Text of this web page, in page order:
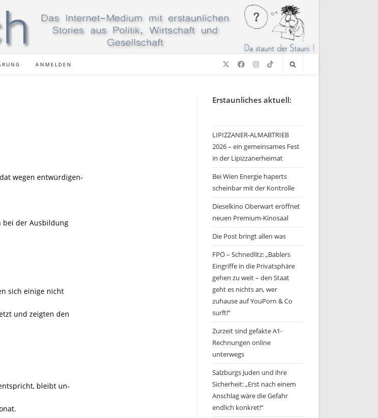
ANMELDEN
wegen entwürdigen-
bei der Ausbildung
sich einige nicht
und zeigten den
bleibt un-
Erstaunliches aktuell:
LIPIZZANER-ALMABTRIEB
2026 – ein gemeinsames Fest
in der Lipizzanerheimat
Bei Wien Energie haperts
scheinbar mit der Kontrolle
Dieselkino Oberwart eröffnet
neuen Premium-Kinosaal
Die Post bringt allen was
FPÖ – Schnedlitz: „Bablers
Eingriffe in die Privatsphäre
gehen zu weit – den Staat
geht es nichts an, wer
zuhause auf YouPorn & Co
surft!“
Zurzeit sind gefakte A1-
Rechnungen online
unterwegs
Salzburgs Juden und ihre
Sicherheit: „Erst nach einem
Anschlag wäre die Gefahr
endlich konkret!“